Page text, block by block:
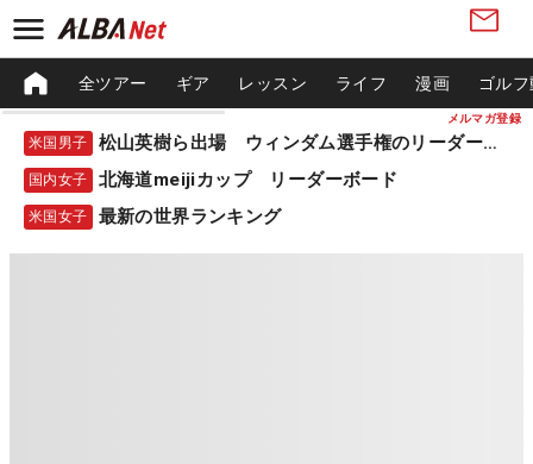
メルマガ登録
全ツアー ギア レッスン ライフ 漫画 ゴル
米国男子 松山英樹ら出場 ウィンダム選手権のリーダーボード
国内女子 北海道meijiカップ リーダーボード
米国女子 最新の世界ランキング